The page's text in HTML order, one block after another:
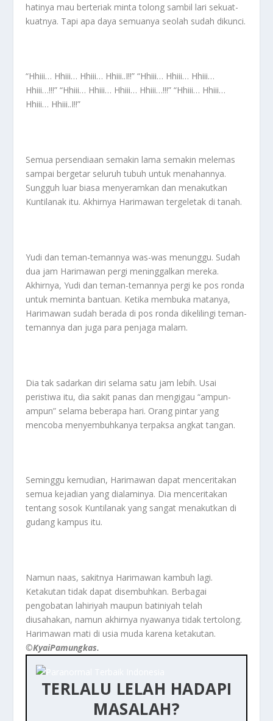
hatinya mau berteriak minta tolong sambil lari sekuat-
kuatnya. Tapi apa daya semuanya seolah sudah dikunci.
“Hhiii… Hhiii… Hhiii… Hhiii..I!!” “Hhiii… Hhiii… Hhiii…
Hhiii…!!!” “Hhiii… Hhiii… Hhiii… Hhiii…!!!” “Hhiii… Hhiii…
Hhiii… Hhiii..I!!”
Semua persendiaan semakin lama semakin melemas
sampai bergetar seluruh tubuh untuk menahannya.
Sungguh luar biasa menyeramkan dan menakutkan
Kuntilanak itu. Akhirnya Harimawan tergeletak di tanah.
Yudi dan teman-temannya was-was menunggu. Sudah
dua jam Harimawan pergi meninggalkan mereka.
Akhirnya, Yudi dan teman-temannya pergi ke pos ronda
untuk meminta bantuan. Ketika membuka matanya,
Harimawan sudah berada di pos ronda dikelilingi teman-
temannya dan juga para penjaga malam.
Dia tak sadarkan diri selama satu jam lebih. Usai
peristiwa itu, dia sakit panas dan mengigau “ampun-
ampun” selama beberapa hari. Orang pintar yang
mencoba menyembuhkanya terpaksa angkat tangan.
Seminggu kemudian, Harimawan dapat menceritakan
semua kejadian yang dialaminya. Dia menceritakan
tentang sosok Kuntilanak yang sangat menakutkan di
gudang kampus itu.
Namun naas, sakitnya Harimawan kambuh lagi.
Ketakutan tidak dapat disembuhkan. Berbagai
pengobatan lahiriyah maupun batiniyah telah
diusahakan, namun akhirnya nyawanya tidak tertolong.
Harimawan mati di usia muda karena ketakutan.
©️KyaiPamungkas.
TERLALU LELAH HADAPI
MASALAH?